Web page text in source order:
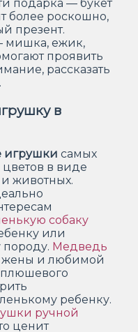
подарка — букет
более роскошно,
презент.
мишка, ежик,
проявить
рассказать
в
игрушки самых
в виде
животных.
собаку
или
породу. Медведь
жены и любимой
ребенку.
ручной
ценит